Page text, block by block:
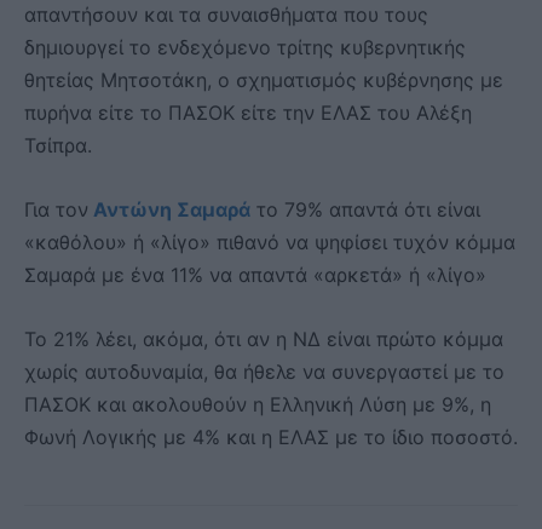
απαντήσουν και τα συναισθήματα που τους
δημιουργεί το ενδεχόμενο τρίτης κυβερνητικής
θητείας Μητσοτάκη, ο σχηματισμός κυβέρνησης με
πυρήνα είτε το ΠΑΣΟΚ είτε την ΕΛΑΣ του Αλέξη
Τσίπρα.
Για τον Αντώνη Σαμαρά το 79% απαντά ότι είναι
«καθόλου» ή «λίγο» πιθανό να ψηφίσει τυχόν κόμμα
Σαμαρά με ένα 11% να απαντά «αρκετά» ή «λίγο»
Το 21% λέει, ακόμα, ότι αν η ΝΔ είναι πρώτο κόμμα
χωρίς αυτοδυναμία, θα ήθελε να συνεργαστεί με το
ΠΑΣΟΚ και ακολουθούν η Ελληνική Λύση με 9%, η
Φωνή Λογικής με 4% και η ΕΛΑΣ με το ίδιο ποσοστό.